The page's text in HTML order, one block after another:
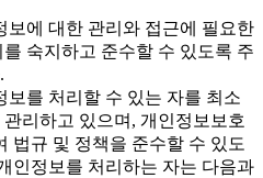
보에 대한 관리와 접근에 필요한
숙지하고 준수할 수 있도록 주
보를 처리할 수 있는 자를 최소
리하고 있으며, 개인정보보호
법규 및 정책을 준수할 수 있도
인정보를 처리하는 자는 다음과